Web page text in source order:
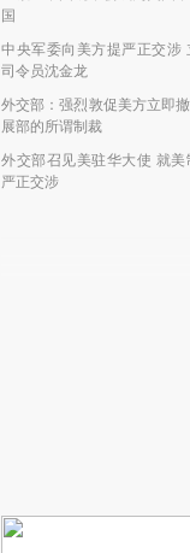
国
中央军委向美方提严正交涉
司令员沈金龙
外交部：强烈敦促美方立即
展部的所谓制裁
外交部召见美驻华大使 就
严正交涉